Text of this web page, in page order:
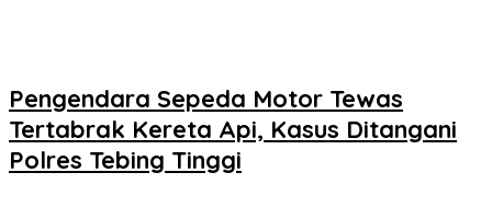
Pengendara Sepeda Motor Tewas
Tertabrak Kereta Api, Kasus Ditangani
Polres Tebing Tinggi